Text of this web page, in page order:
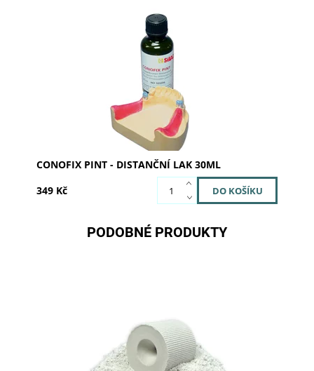
Momentálně nedostupné
SILADENT
CONOFIX PINT - DISTANČNÍ LAK 30ML
349 Kč
PODOBNÉ PRODUKTY
pro korunky a můstky. Má bílou barvu. Pro zlaté a
nízko tavitelné slitiny s vysokou přesností.
Skladem >5